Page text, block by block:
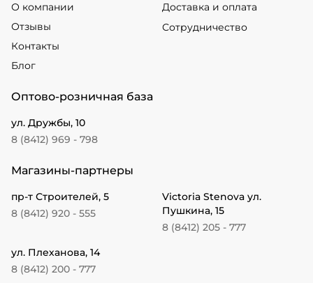
О компании
Отзывы
Контакты
Блог
Доставка и оплата
Сотрудничество
Оптово-розничная база
ул. Дружбы, 10
8 (8412) 969 - 798
Магазины-партнеры
пр-т Строителей, 5
8 (8412) 920 - 555
Victoria Stenova ул.
Пушкина, 15
8 (8412) 205 - 777
ул. Плеханова, 14
8 (8412) 200 - 777